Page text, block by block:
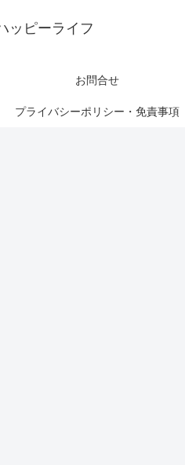
ッピーライフ
お問合せ
プライバシーポリシー・免責事項